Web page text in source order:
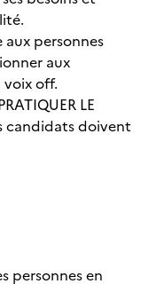
personnes
aux
off.
LE
candidats doivent
personnes en